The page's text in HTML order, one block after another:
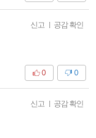
신고 | 공감 확인
0
0
신고 | 공감 확인